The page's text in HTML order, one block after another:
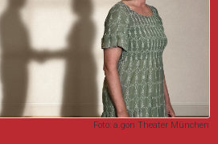
Foto: a.gon Theater München